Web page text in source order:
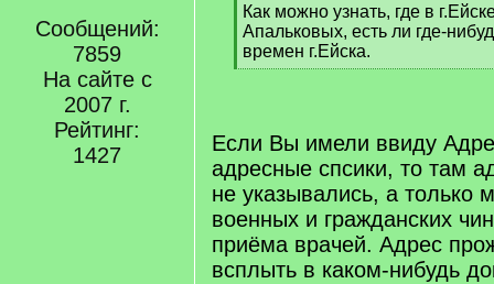
Сообщений:
7859
На сайте с
2007 г.
Рейтинг:
1427
[
q
]
Как можно узнать, где в
Апальковых, есть ли где-
времен г.Ейска.
[
Если Вы имели ввиду
адресные спсики, то там
не указывались, а только
военных и гражданских
приёма врачей. Адрес
всплыть в каком-нибудь